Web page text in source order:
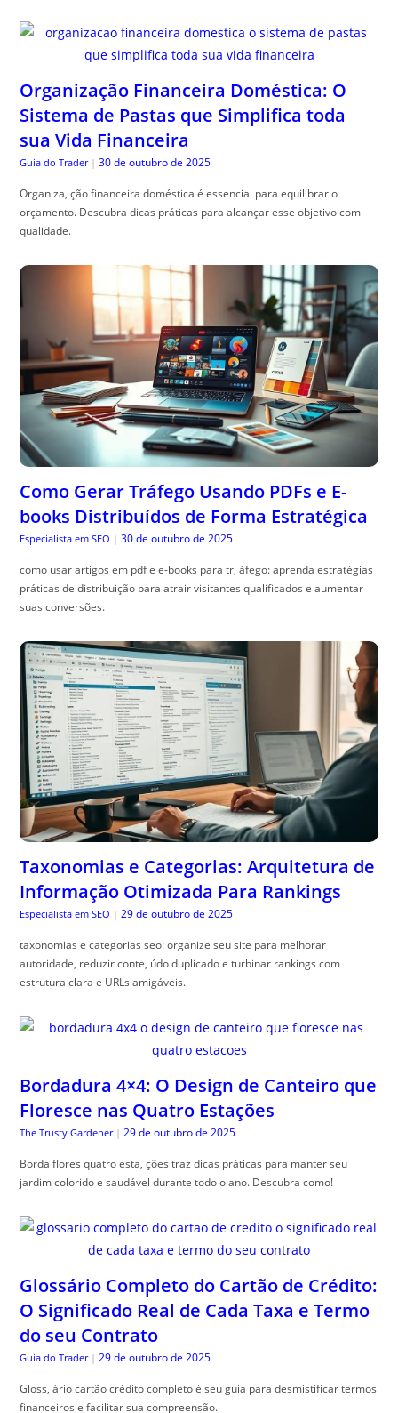
Organização Financeira Doméstica: O
Sistema de Pastas que Simplifica toda
sua Vida Financeira
Guia do Trader | 30 de outubro de 2025
Organiza, ção financeira doméstica é essencial para equilibrar o
orçamento. Descubra dicas práticas para alcançar esse objetivo com
qualidade.
Como Gerar Tráfego Usando PDFs e E-
books Distribuídos de Forma Estratégica
Especialista em SEO | 30 de outubro de 2025
como usar artigos em pdf e e-books para tr, áfego: aprenda estratégias
práticas de distribuição para atrair visitantes qualificados e aumentar
suas conversões.
Taxonomias e Categorias: Arquitetura de
Informação Otimizada Para Rankings
Especialista em SEO | 29 de outubro de 2025
taxonomias e categorias seo: organize seu site para melhorar
autoridade, reduzir conte, údo duplicado e turbinar rankings com
estrutura clara e URLs amigáveis.
Bordadura 4×4: O Design de Canteiro que
Floresce nas Quatro Estações
The Trusty Gardener | 29 de outubro de 2025
Borda flores quatro esta, ções traz dicas práticas para manter seu
jardim colorido e saudável durante todo o ano. Descubra como!
Glossário Completo do Cartão de Crédito:
O Significado Real de Cada Taxa e Termo
do seu Contrato
Guia do Trader | 29 de outubro de 2025
Gloss, ário cartão crédito completo é seu guia para desmistificar termos
financeiros e facilitar sua compreensão.